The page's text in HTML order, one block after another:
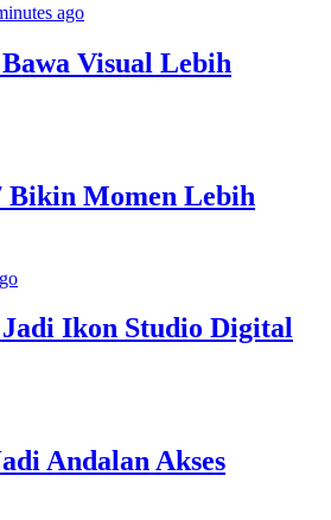
ago
Visual Lebih
Bikin Momen Lebih
Ikon Studio Digital
Andalan Akses